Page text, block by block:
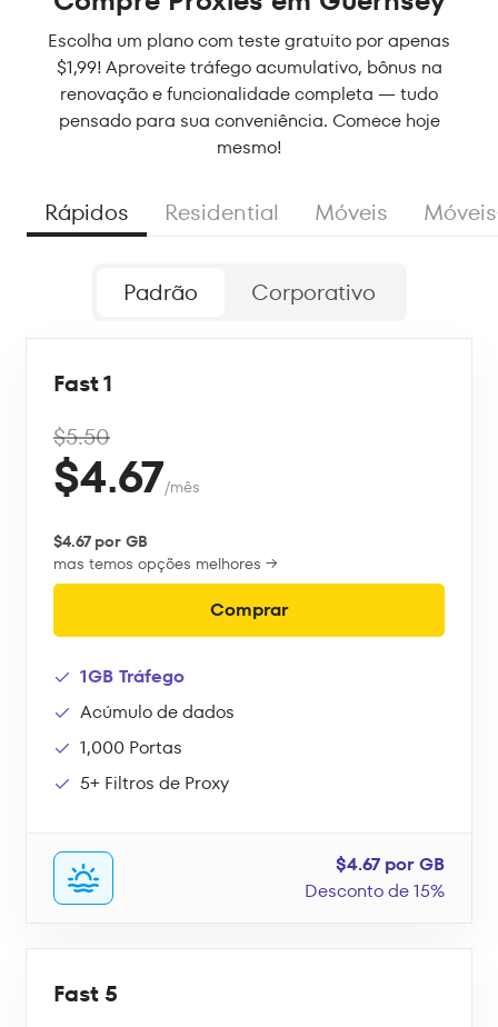
Escolha um plano com teste gratuito por apenas
$1,99! Aproveite tráfego acumulativo, bônus na
renovação e funcionalidade completa — tudo
pensado para sua conveniência. Comece hoje
mesmo!
Rápidos Residential Móveis
Padrão Corporativo
Fast 1
$5.50
$4.67/mês
$4.67 por GB
mas temos opções melhores →
Comprar
1GB Tráfego
Acúmulo de dados
1,000 Portas
5+ Filtros de Proxy
$4.67 por GB
Desconto de 15%
Fast 5